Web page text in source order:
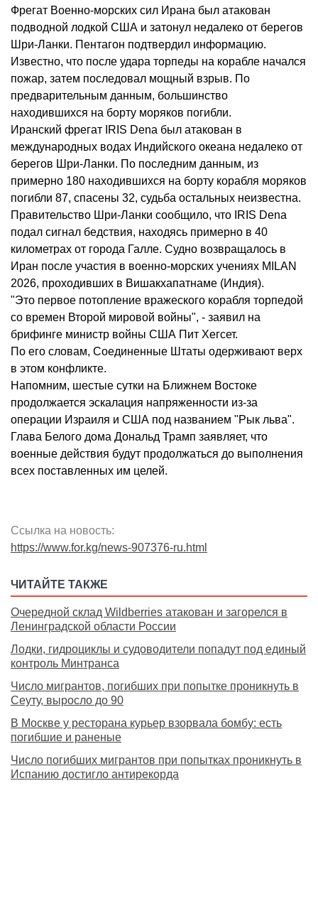
Фрегат Военно-морских сил Ирана был атакован
подводной лодкой США и затонул недалеко от берегов
Шри-Ланки. Пентагон подтвердил информацию.
Известно, что после удара торпеды на корабле начался
пожар, затем последовал мощный взрыв. По
предварительным данным, большинство
находившихся на борту моряков погибли.
Иранский фрегат IRIS Dena был атакован в
международных водах Индийского океана недалеко от
берегов Шри-Ланки. По последним данным, из
примерно 180 находившихся на борту корабля моряков
погибли 87, спасены 32, судьба остальных неизвестна.
Правительство Шри-Ланки сообщило, что IRIS Dena
подал сигнал бедствия, находясь примерно в 40
километрах от города Галле. Судно возвращалось в
Иран после участия в военно-морских учениях MILAN
2026, проходивших в Вишакхапатнаме (Индия).
"Это первое потопление вражеского корабля торпедой
со времен Второй мировой войны", - заявил на
брифинге министр войны США Пит Хегсет.
По его словам, Соединенные Штаты одерживают верх
в этом конфликте.
Напомним, шестые сутки на Ближнем Востоке
продолжается эскалация напряженности из-за
операции Израиля и США под названием "Рык льва".
Глава Белого дома Дональд Трамп заявляет, что
военные действия будут продолжаться до выполнения
всех поставленных им целей.
Ссылка на новость:
https://www.for.kg/news-907376-ru.html
ЧИТАЙТЕ ТАКЖЕ
Очередной склад Wildberries атакован и загорелся в
Ленинградской области России
Лодки, гидроциклы и судоводители попадут под единый
контроль Минтранса
Число мигрантов, погибших при попытке проникнуть в
Сеуту, выросло до 90
В Москве у ресторана курьер взорвала бомбу: есть
погибшие и раненые
Число погибших мигрантов при попытках проникнуть в
Испанию достигло антирекорда